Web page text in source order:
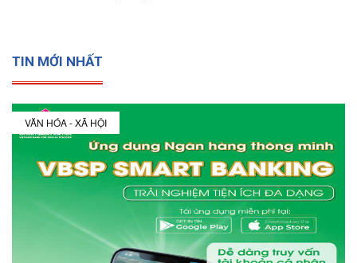
TIN MỚI NHẤT
VĂN HÓA - XÃ HỘI